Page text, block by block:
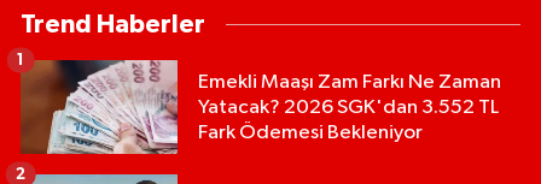
Trend Haberler
Emekli Maaşı Zam Farkı Ne Zaman
Yatacak? 2026 SGK'dan 3.552 TL
Fark Ödemesi Bekleniyor
1
2